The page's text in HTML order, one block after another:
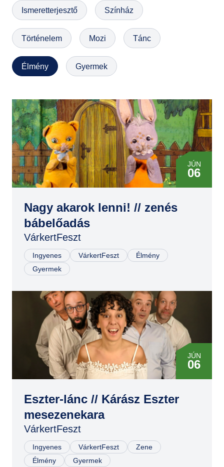
GYIK
Ismeretterjesztő Színház
Történelem Mozi Tánc
Élmény Gyermek
JÚN
06
Nagy akarok lenni! // zenés
bábelőadás
VárkertFeszt
Ingyenes VárkertFeszt
Élmény
Gyermek
JÚN
06
Eszter-lánc // Kárász Eszter
mesezenekara
VárkertFeszt
Ingyenes VárkertFeszt
Zene
Élmény
Gyermek